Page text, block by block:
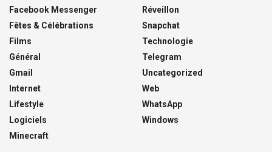
Facebook Messenger
Fêtes & Célébrations
Films
Général
Gmail
Internet
Lifestyle
Logiciels
Minecraft
Réveillon
Snapchat
Technologie
Telegram
Uncategorized
Web
WhatsApp
Windows